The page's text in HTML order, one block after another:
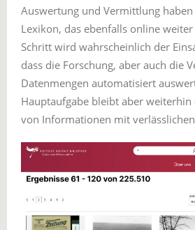
Auswertung und Vermittlung
Lexikon, das ebenfalls online
Schritt wird wahrscheinlich der
dass die Forschung, aber auch die
Datenmengen automatisiert
Hauptaufgabe bleibt aber weiterhin
von Informationen mit